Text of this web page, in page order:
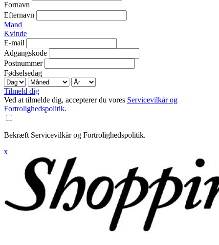
Fornavn
Efternavn
Mand
Kvinde
E-mail
Adgangskode
Postnummer
Fødselsedag
Tilmeld dig
Ved at tilmelde dig, accepterer du vores Servicevilkår og
Fortrolighedspolitik.
Bekræft Servicevilkår og Fortrolighedspolitik.
x